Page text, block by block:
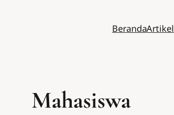
BerandaArtikel
Mahasiswa